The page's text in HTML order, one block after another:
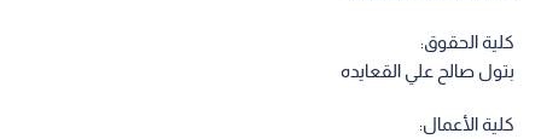
كلية الحقوق:
بتول صالح علي القعايده
كلية الأعمال: